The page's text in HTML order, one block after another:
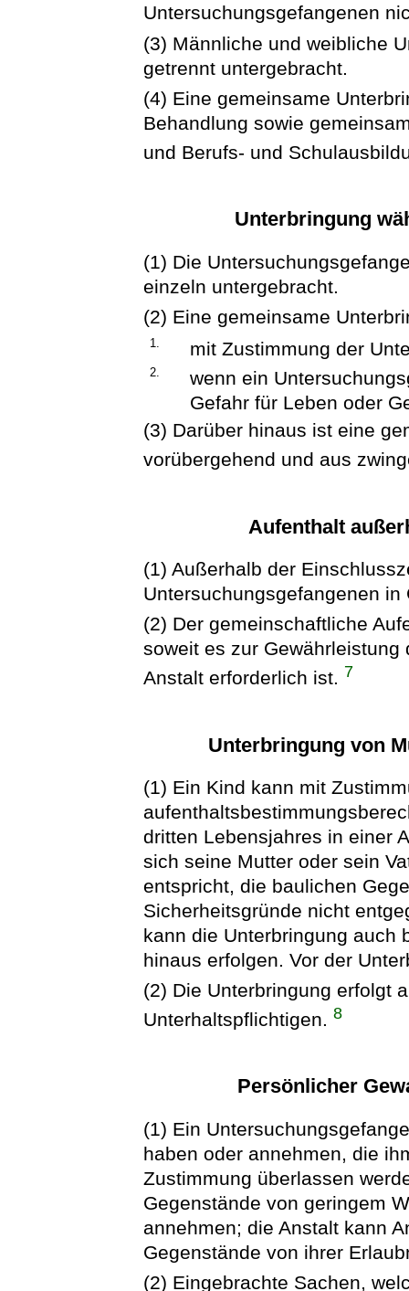
Untersuchungsgefangenen
(3) Männliche und weibliche
getrennt untergebracht.
(4) Eine gemeinsame
Behandlung sowie
und Berufs- und
Unterbringung
(1) Die
einzeln untergebracht.
(2) Eine gemeinsame
1. mit Zustimmung der
2.
wenn ein
Gefahr für Leben oder
(3) Darüber hinaus ist eine
vorübergehend und aus
Aufenthalt
(1) Außerhalb der
Untersuchungsgefangenen
(2) Der gemeinschaftliche
soweit es zur
Anstalt erforderlich ist. 7
Unterbringung von
(1) Ein Kind kann mit
dritten Lebensjahres in einer
sich seine Mutter oder sein
entspricht, die baulichen
Sicherheitsgründe nicht
kann die Unterbringung auch
hinaus erfolgen. Vor der
(2) Die Unterbringung erfolgt
Unterhaltspflichtigen.8
Persönlicher
(1) Ein
haben oder annehmen, die
Zustimmung überlassen
Gegenstände von geringem
annehmen; die Anstalt kann
Gegenstände von ihrer
(2) Eingebrachte Sachen,